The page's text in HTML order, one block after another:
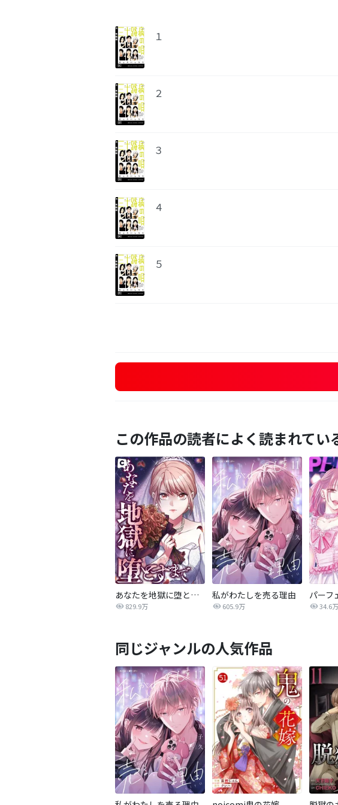
１
２
３
４
５
この作品の読者によく読まれてい
あなたを地獄に堕とすまで
829.9万
私がわたしを売る理由
605.9万 34.6万
同じジャンルの人気作品